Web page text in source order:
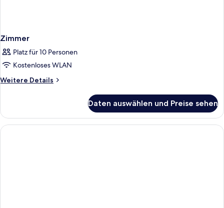
Zimmer
Platz für 10 Personen
Kostenloses WLAN
Weitere Details
Weitere
Daten auswählen und Preise sehen